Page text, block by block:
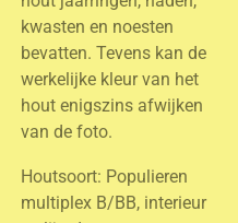
kwasten en noesten
bevatten. Tevens kan de
werkelijke kleur van het
hout enigszins afwijken
van de foto.
Houtsoort: Populieren
multiplex B/BB, interieur